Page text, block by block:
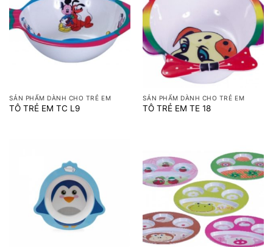
SẢN PHẨM DÀNH CHO TRẺ EM
TÔ TRẺ EM TC L9
SẢN PHẨM DÀNH CHO TRẺ EM
TÔ TRẺ EM TE 18